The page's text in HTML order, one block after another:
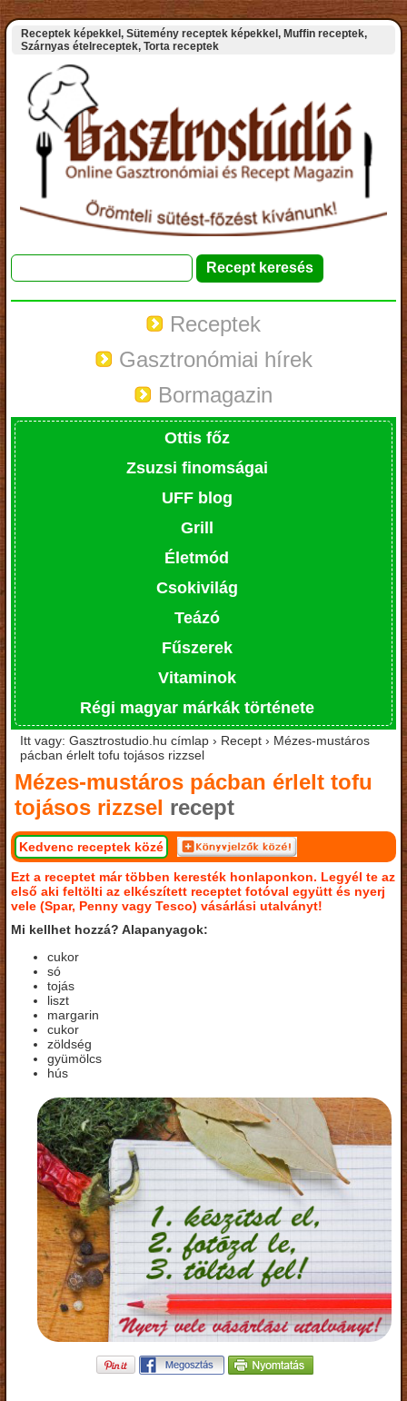
Receptek képekkel, Sütemény receptek képekkel, Muffin receptek,
Szárnyas ételreceptek, Torta receptek
Receptek
Gasztronómiai hírek
Bormagazin
Ottis főz
Zsuzsi finomságai
UFF blog
Grill
Életmód
Csokivilág
Teázó
Fűszerek
Vitaminok
Régi magyar márkák története
Itt vagy: Gasztrostudio.hu címlap › Recept › Mézes-mustáros
pácban érlelt tofu tojásos rizzsel
Mézes-mustáros pácban érlelt tofu
tojásos rizzsel recept
Kedvenc receptek közé
Ezt a receptet már többen keresték honlaponkon. Legyél te az
első aki feltölti az elkészített receptet fotóval együtt és nyerj
vele (Spar, Penny vagy Tesco) vásárlási utalványt!
Mi kellhet hozzá? Alapanyagok:
cukor
só
tojás
liszt
margarin
cukor
zöldség
gyümölcs
hús